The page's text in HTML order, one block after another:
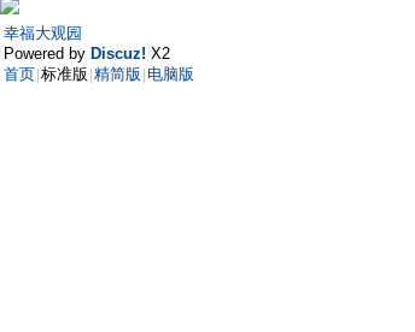
幸福大观园
Powered by Discuz! X2
首页 标准版 精简版 电脑版